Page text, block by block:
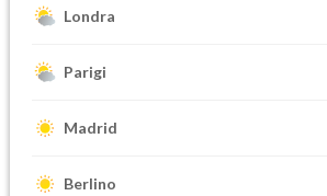
Londra
Parigi
Madrid
Berlino